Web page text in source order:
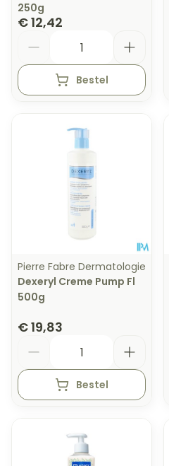
250g
€ 12,42
Bestel
Pierre Fabre Dermatologie
Dexeryl Creme Pump Fl
500g
€ 19,83
Bestel